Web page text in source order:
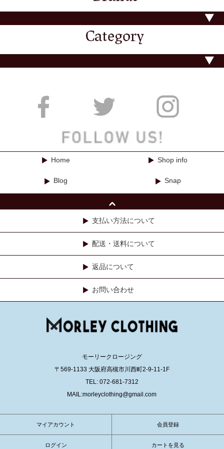
Home Shop info
Blog Snap
支払い方法について
配送・送料について
返品について
お問い合わせ
モーリークロージング
〒569-1133 大阪府高槻市川西町2-9-11-1F
TEL: 072-681-7312
MAIL:morleyclothing@gmail.com
マイアカウント 会員登録
ログイン カートを見る